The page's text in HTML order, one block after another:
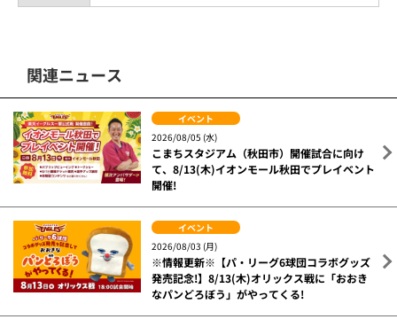
関連ニュース
イベント
2026/08/05 (水)
こまちスタジアム（秋田市）開催試合に向け
て、8/13(木)イオンモール秋田でプレイベント
開催!
イベント
2026/08/03 (月)
※情報更新※【パ・リーグ6球団コラボグッズ
発売記念!】8/13(木)オリックス戦に「おおき
なパンどろぼう」がやってくる!